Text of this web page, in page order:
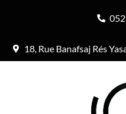
18, Rue Banafsaj Rés